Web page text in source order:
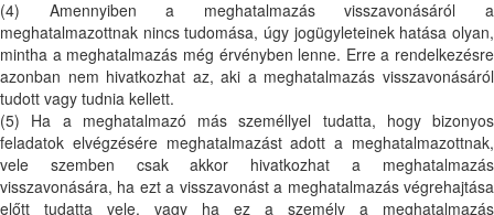
(4) Amennyiben a meghatalmazás visszavonásáról a
meghatalmazottnak nincs tudomása, úgy jogügyleteinek hatása olyan,
mintha a meghatalmazás még érvényben lenne. Erre a rendelkezésre
azonban nem hivatkozhat az, aki a meghatalmazás visszavonásáról
tudott vagy tudnia kellett.
(5) Ha a meghatalmazó más személlyel tudatta, hogy bizonyos
feladatok elvégzésére meghatalmazást adott a meghatalmazottnak,
vele szemben csak akkor hivatkozhat a meghatalmazás
visszavonására, ha ezt a visszavonást a meghatalmazás végrehajtása
előtt tudatta vele, vagy ha ez a személy a meghatalmazás